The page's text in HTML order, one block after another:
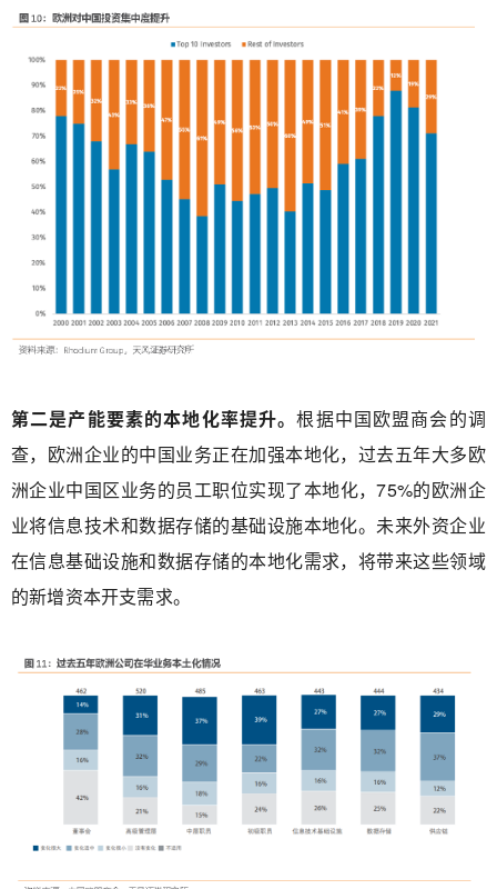
第二是产能要素的本地化率提升。根据中国欧盟商会的调
查，欧洲企业的中国业务正在加强本地化，过去五年大多欧
洲企业中国区业务的员工职位实现了本地化，75%的欧洲企
业将信息技术和数据存储的基础设施本地化。未来外资企业
在信息基础设施和数据存储的本地化需求，将带来这些领域
的新增资本开支需求。